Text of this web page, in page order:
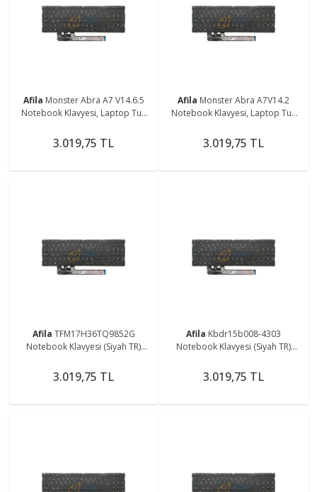
Afila Monster Abra A7 V14.6.5
Notebook Klavyesi, Laptop Tuş
3.019,75 TL
Afila Monster Abra A7V14.2
Notebook Klavyesi, Laptop Tuş
3.019,75 TL
Afila TFM17H36TQ9852G
Notebook Klavyesi (Siyah TR)
3.019,75 TL
Afila Kbdr15b008-4303
Notebook Klavyesi (Siyah TR)
3.019,75 TL